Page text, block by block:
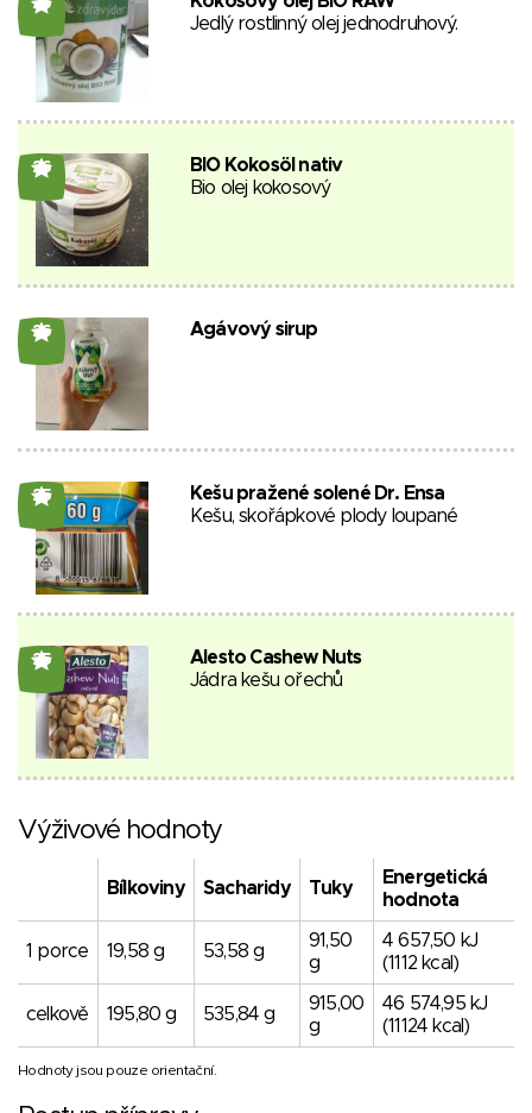
26
Jedlý rostlinný olej jednodruhový.
26
BIO Kokosöl nativ
Bio olej kokosový
26 Agávový sirup
25
Kešu pražené solené Dr. Ensa
Kešu, skořápkové plody loupané
25
Alesto Cashew Nuts
Jádra kešu ořechů
Výživové hodnoty
Bílkoviny Sacharidy Tuky
Energetická
hodnota
1 porce 19,58 g 53,58 g
91,50
g
4 657,50 kJ
(1112 kcal)
celkově 195,80 g 535,84 g
915,00
g
46 574,95 kJ
(11124 kcal)
Hodnoty jsou pouze orientační.